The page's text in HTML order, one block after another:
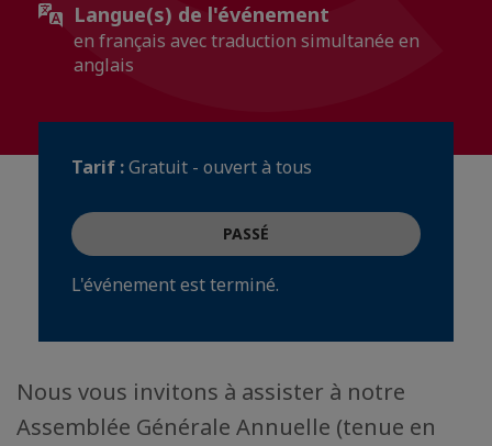
Langue(s) de l'événement
en français avec traduction simultanée en
anglais
Tarif :Gratuit - ouvert à tous
PASSÉ
L'événement est terminé.
Nous vous invitons à assister à notre
Assemblée Générale Annuelle (tenue en